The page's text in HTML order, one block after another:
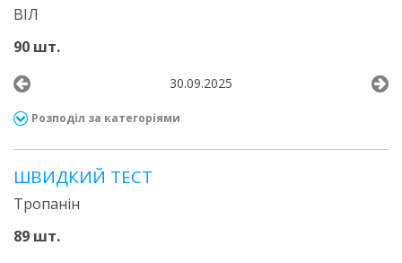
ВІЛ
90 шт.
30.09.2025
Розподіл за категоріями
ШВИДКИЙ ТЕСТ
Тропанін
89 шт.